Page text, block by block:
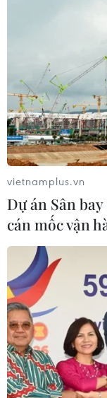
vietnamplus.vn
Dự án Sân
cán mốc vận